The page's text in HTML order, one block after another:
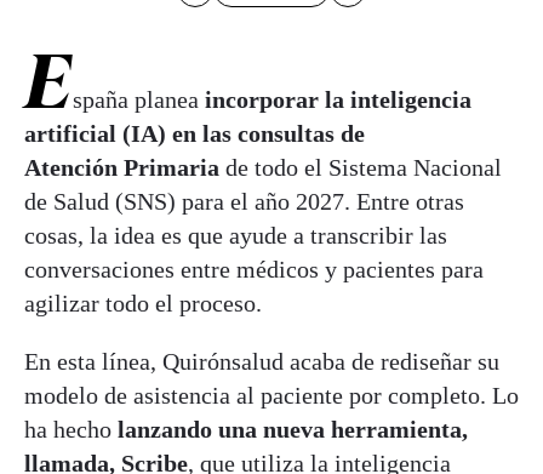
España planea incorporar la inteligencia
artificial (IA) en las consultas de
Atención Primaria de todo el Sistema Nacional
de Salud (SNS) para el año 2027. Entre otras
cosas, la idea es que ayude a transcribir las
conversaciones entre médicos y pacientes para
agilizar todo el proceso.
En esta línea, Quirónsalud acaba de rediseñar su
modelo de asistencia al paciente por completo. Lo
ha hecho lanzando una nueva herramienta,
llamada, Scribe, que utiliza la inteligencia